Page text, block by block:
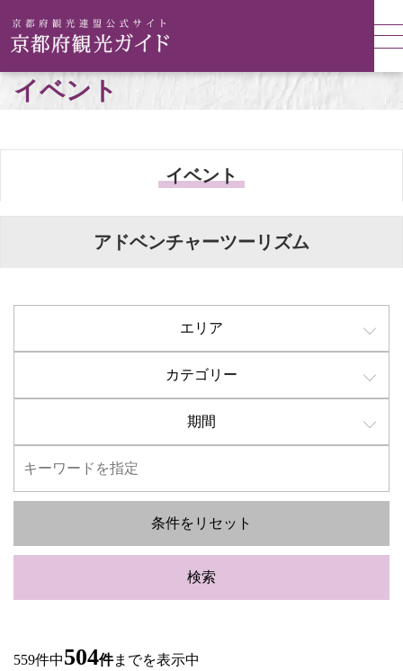
イベント
イベント
アドベンチャーツーリズム
エリア
カテゴリー
期間
条件をリセット
検索
559件中504件までを表示中